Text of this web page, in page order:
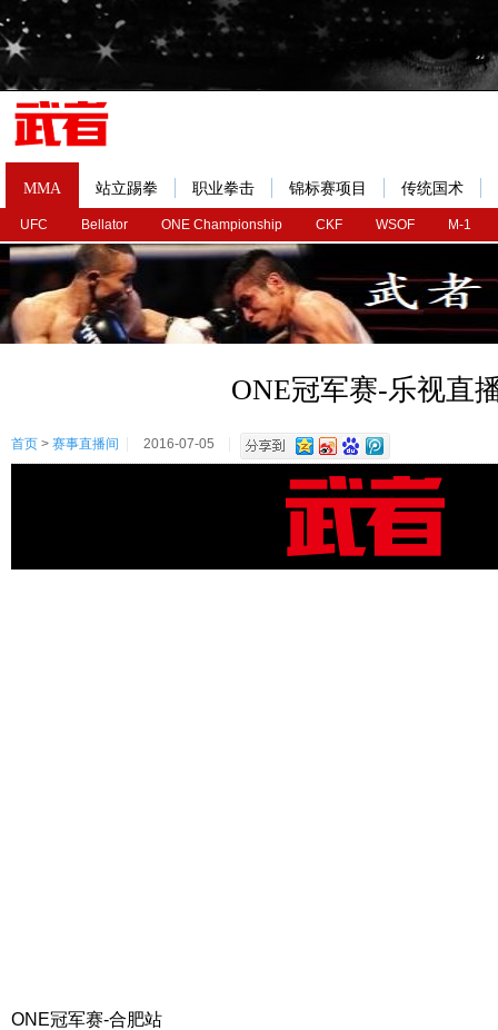
MMA
UFC Bellator ONE Championship CKF WSOF M-1
站立踢拳 职业拳击 锦标赛项目 传统国术
ONE冠军赛-乐视直
首页 > 赛事直播间 2016-07-05
ONE冠军赛-合肥站